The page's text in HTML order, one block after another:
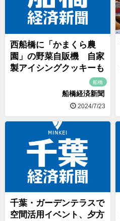
西船橋に「かまくら農
園」の野菜自販機 自家
製アイシングクッキーも
船橋
船橋経済新聞
2024/7/23
千葉・ガーデンテラスで
空間活用イベント、夕方